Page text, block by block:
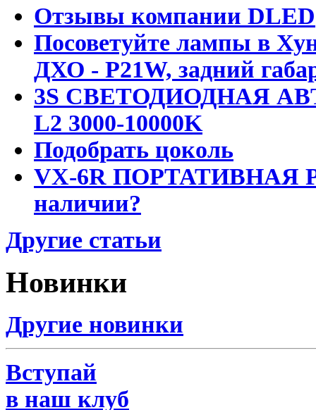
Отзывы компании DLED
Посоветуйте лампы в
ДХО - P21W, задний
3S СВЕТОДИОДНАЯ
L2 3000-10000K
Подобрать цоколь
VX-6R ПОРТАТИВНАЯ
наличии?
Другие статьи
Новинки
Другие новинки
Вступай
в наш клуб